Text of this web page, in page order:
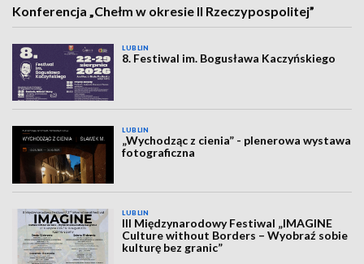
Konferencja „Chełm w okresie II Rzeczypospolitej”
LUBLIN
8. Festiwal im. Bogusława Kaczyńskiego
LUBLIN
„Wychodząc z cienia” - plenerowa wystawa
fotograficzna
LUBLIN
III Międzynarodowy Festiwal „IMAGINE
Culture without Borders – Wyobraź sobie
kulturę bez granic”